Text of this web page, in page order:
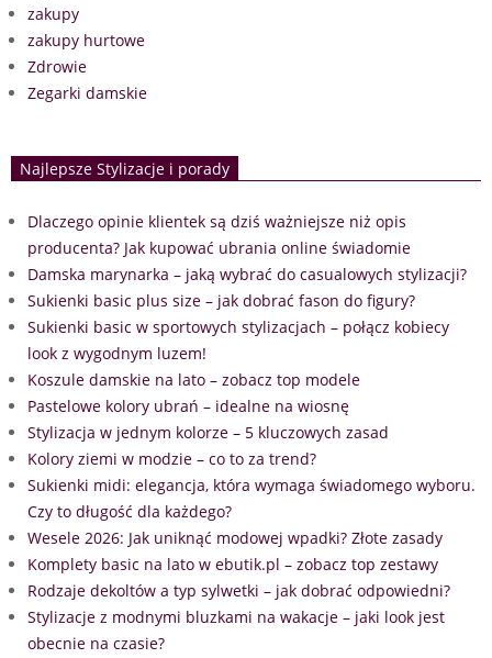
zakupy
zakupy hurtowe
Zdrowie
Zegarki damskie
Najlepsze Stylizacje i porady
Dlaczego opinie klientek są dziś ważniejsze niż opis
producenta? Jak kupować ubrania online świadomie
Damska marynarka – jaką wybrać do casualowych stylizacji?
Sukienki basic plus size – jak dobrać fason do figury?
Sukienki basic w sportowych stylizacjach – połącz kobiecy
look z wygodnym luzem!
Koszule damskie na lato – zobacz top modele
Pastelowe kolory ubrań – idealne na wiosnę
Stylizacja w jednym kolorze – 5 kluczowych zasad
Kolory ziemi w modzie – co to za trend?
Sukienki midi: elegancja, która wymaga świadomego wyboru.
Czy to długość dla każdego?
Wesele 2026: Jak uniknąć modowej wpadki? Złote zasady
Komplety basic na lato w ebutik.pl – zobacz top zestawy
Rodzaje dekoltów a typ sylwetki – jak dobrać odpowiedni?
Stylizacje z modnymi bluzkami na wakacje – jaki look jest
obecnie na czasie?